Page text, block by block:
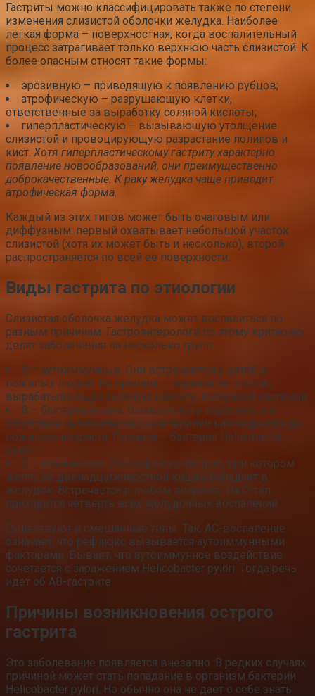
Гастриты можно классифицировать также по степени
изменения слизистой оболочки желудка. Наиболее
легкая форма – поверхностная, когда воспалительный
процесс затрагивает только верхнюю часть слизистой. К
более опасным относят такие формы:
эрозивную – приводящую к появлению рубцов;
атрофическую – разрушающую клетки,
ответственные за выработку соляной кислоты;
гиперпластическую – вызывающую утолщение
слизистой и провоцирующую разрастание полипов и
кист. Хотя гиперпластическому гастриту характерно
появление новообразований, они преимущественно
доброкачественные. К раку желудка чаще приводит
атрофическая форма.
Каждый из этих типов может быть очаговым или
диффузным: первый охватывает небольшой участок
слизистой (хотя их может быть и несколько), второй
распространяется по всей ее поверхности.
Виды гастрита по этиологии
Слизистая оболочка желудка может воспалиться по
разным причинам. Гастроэнтерологи по этому критерию
делят заболевания на несколько групп:
A – аутоиммунные. Они встречаются у детей и
пожилых людей. Их причина – поражение клеток,
вырабатывающих соляную кислоту, иммунной системой.
B – бактериальные. Выявляются у взрослых и в
отсутствие антибактериальной терапии наблюдаются до
пожилого возраста. Причина – бактерия Helicobacter
pylori.
C – химические. Это рефлюкс-гастрит, при котором
желчь из двенадцатиперстной кишки попадает в
желудок. Встречается в любом возрасте. На C-тип
приходится четверть всех желудочных воспалений.
Существуют и смешанные типы. Так, AC-воспаление
означает, что рефлюкс вызывается аутоиммунными
факторами. Бывает, что аутоиммунное воздействие
сочетается с заражением Helicobacter pylori. Тогда речь
идет об AB-гастрите.
Причины возникновения острого
гастрита
Это заболевание появляется внезапно. В редких случаях
причиной может стать попадание в организм бактерии
Helicobacter pylori. Но обычно она не дает о себе знать